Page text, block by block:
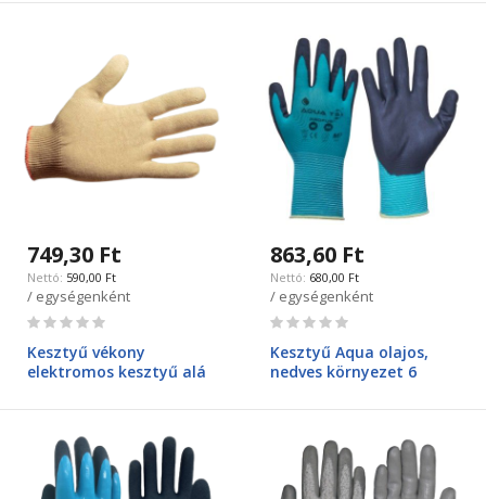
749,30 Ft
590,00 Ft
/ egységenként
Rating:
Kesztyű vékony
elektromos kesztyű alá
863,60 Ft
680,00 Ft
/ egységenként
Rating:
Kesztyű Aqua olajos,
nedves környezet 6